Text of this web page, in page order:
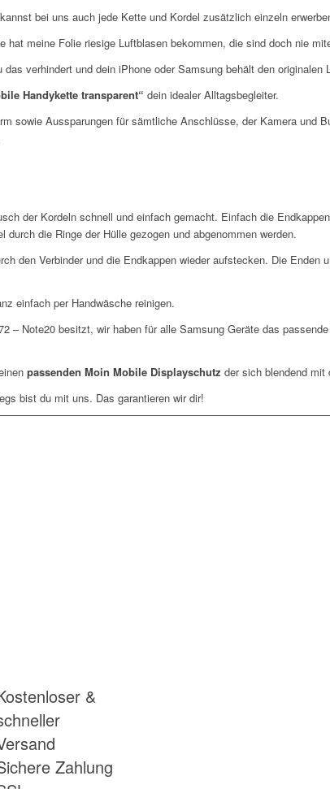
bei uns auch jede Kette und Kordel zusätzlich einzeln
hat meine Folie riesige Luftblasen bekommen, die sind doch nie
verhindert und dein iPhone oder Samsung behält den
Handykette transparent“ dein idealer Alltagsbegleiter.
sowie Aussparungen für sämtliche Anschlüsse, der Kamera und
der Kordeln schnell und einfach gemacht. Einfach die
die Ringe der Hülle gezogen und abgenommen werden.
den Verbinder und die Endkappen wieder aufstecken. Die Enden
einfach per Handwäsche reinigen.
– Note20 besitzt, wir haben für alle Samsung Geräte das
passenden Moin Mobile Displayschutz der sich blendend
bist du mit uns. Das garantieren wir dir!
&
Zahlung